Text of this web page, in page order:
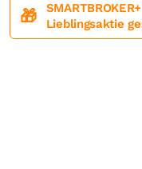
🎁
Lieblingsaktie